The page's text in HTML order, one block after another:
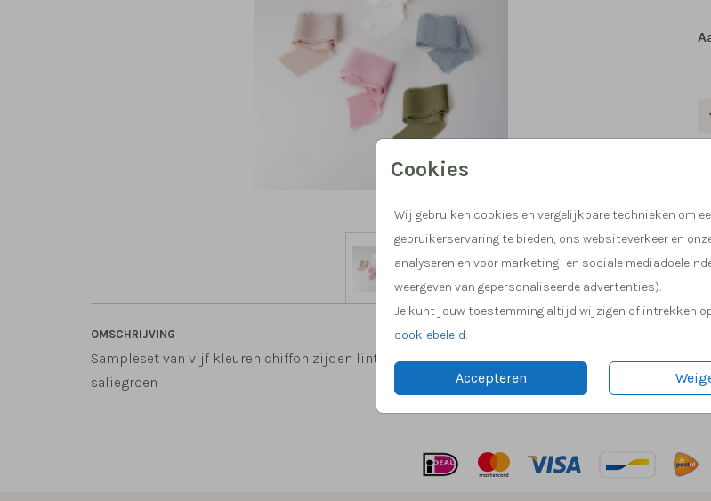
Cookies
Wij gebruiken cookies en vergelijkbare technieken om
gebruikerservaring te bieden, ons websiteverkeer en
analyseren en voor marketing- en sociale
weergeven van gepersonaliseerde advertenties).
Je kunt jouw toestemming altijd wijzigen of intrekken
cookiebeleid.
Accepteren
OMSCHRIJVING
Sampleset van vijf kleuren chiffon zijden lint: beige, ecru, oudroze, blauwgrijs en
saliegroen.